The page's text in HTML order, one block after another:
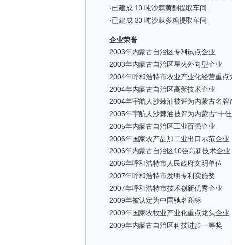
·已建成 10 吨沙棘黄酮提取车间
·已建成 30 吨沙棘多糖提取车间
企业荣誉
2003年内蒙古自治区专利试点企业
2003年内蒙古自治区星火外向型企业
2004年呼和浩特市农业产业化经营重点
2004年内蒙古自治区高新技术企业
2004年宇航人沙棘油被评为内蒙古名牌
2005年宇航人沙棘油被评为内蒙古“十佳
2005年内蒙古自治区工业百强企业
2006年国家农产品加工业出口示范企业
2006年内蒙古自治区10强高新技术企业
2006年呼和浩特市人民政府文明单位
2007年呼和浩特市发明专利实施奖
2007年呼和浩特市技术创新优秀企业
2009年被认定为中国驰名商标
2009年国家农牧业产业化重点龙头企业
2009年内蒙古自治区科技进步一等奖